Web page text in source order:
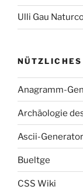
Ulli Gau
NÜTZLICHES
Anagramm-
Archäologie
Ascii-Generator
Bueltge
CSS Wiki